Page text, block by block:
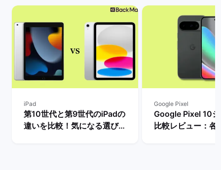
iPad
第10世代と第9世代のiPadの
違いを比較！気になる選び
Google Pixel
Google Pixel 10
比較レビュー：各